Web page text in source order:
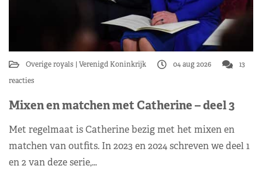
Overige royals Verenigd Koninkrijk 04 aug 2026
13
reacties
Mixen en matchen met Catherine – deel 3
Met regelmaat is Catherine bezig met het mixen en
matchen van outfits. In 2023 en 2024 schreven we deel 1
en 2 van deze serie,…